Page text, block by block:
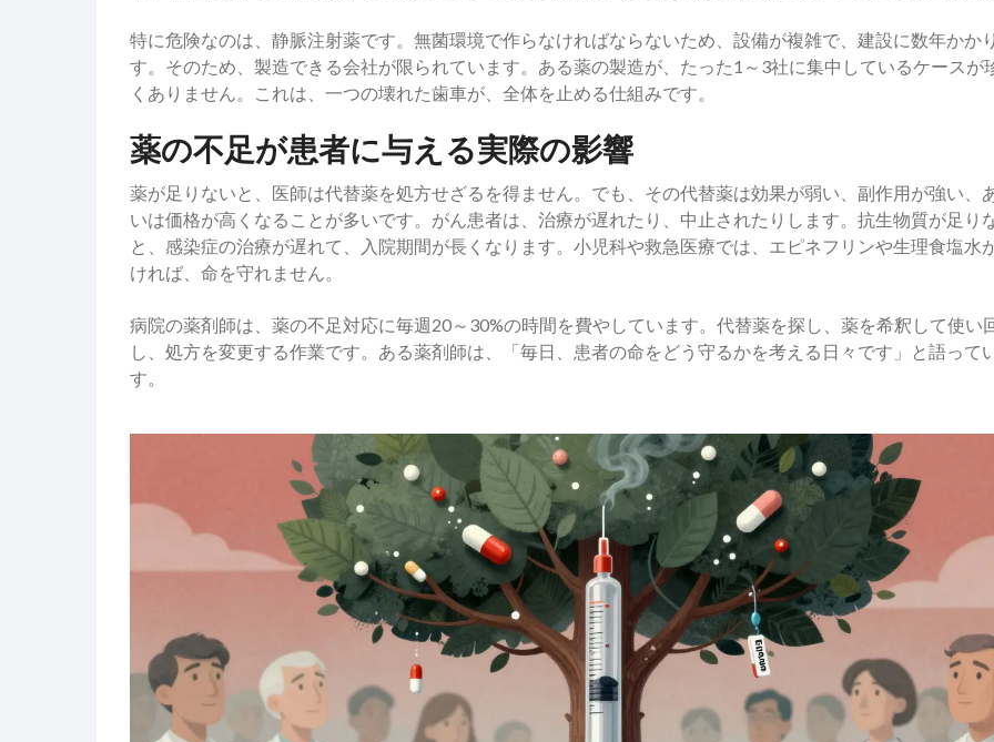
特に危険なのは、静脈注射薬です。無菌環境で作らなければならないため、設備が複雑で、建設に数年かか
す。そのため、製造できる会社が限られています。ある薬の製造が、たった1～3社に集中しているケースが
くありません。これは、一つの壊れた歯車が、全体を止める仕組みです。
薬の不足が患者に与える実際の影響
薬が足りないと、医師は代替薬を処方せざるを得ません。でも、その代替薬は効果が弱い、副作用が強い、
いは価格が高くなることが多いです。がん患者は、治療が遅れたり、中止されたりします。抗生物質が足り
と、感染症の治療が遅れて、入院期間が長くなります。小児科や救急医療では、エピネフリンや生理食塩水
ければ、命を守れません。
病院の薬剤師は、薬の不足対応に毎週20～30%の時間を費やしています。代替薬を探し、薬を希釈して使い
し、処方を変更する作業です。ある薬剤師は、「毎日、患者の命をどう守るかを考える日々です」と語って
す。